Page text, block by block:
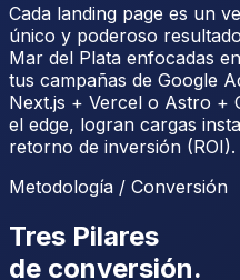
Cada landing page es un
único y poderoso
Mar del Plata enfocadas
tus campañas de Google
Next.js + Vercel o Astro +
el edge, logran cargas
retorno de inversión (ROI).
Metodología / Conversión
Tres Pilares
de conversión.